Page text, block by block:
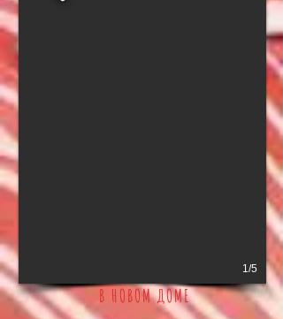
1/5
В НОВОМ ДОМЕ